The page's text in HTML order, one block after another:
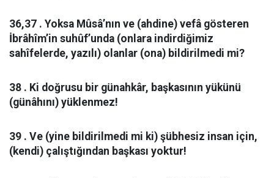
36,37 . Yoksa Mûsâ’nın ve (ahdine) vefâ gösteren
İbrâhîm’in suhûf’unda (onlara indirdiğimiz
sahîfelerde, yazılı) olanlar (ona) bildirilmedi mi?
38 . Ki doğrusu bir günahkâr, başkasının yükünü
(günâhını) yüklenmez!
39 . Ve (yine bildirilmedi mi ki) şübhesiz insan için,
(kendi) çalıştığından başkası yoktur!